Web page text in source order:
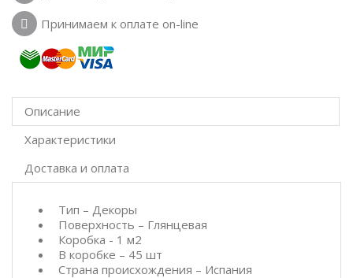
Принимаем к оплате on-line
Описание
Характеристики
Доставка и оплата
Тип – Декоры
Поверхность – Глянцевая
Коробка - 1 м2
В коробке – 45 шт
Страна происхождения – Испания